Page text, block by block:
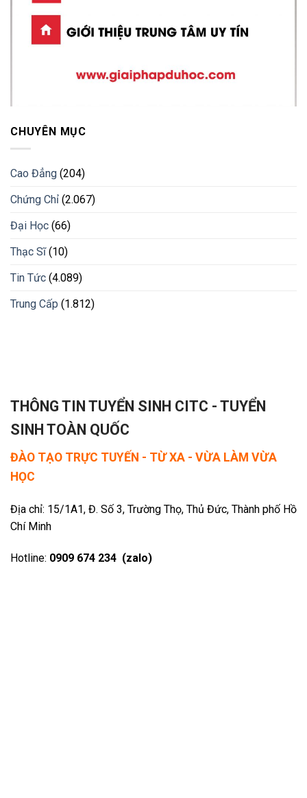
CHUYÊN MỤC
Cao Đẳng (204)
Chứng Chỉ (2.067)
Đại Học (66)
Thạc Sĩ(10)
Tin Tức (4.089)
Trung Cấp (1.812)
THÔNG TIN TUYỂN SINH CITC - TUYỂN
SINH TOÀN QUỐC
ĐÀO TẠO TRỰC TUYẾN - TỪ XA - VỪA LÀM VỪA
HỌC
Địa chỉ: 15/1A1, Đ. Số 3, Trường Thọ, Thủ Đức, Thành phố Hồ
Chí Minh
Hotline: 0909 674 234 (zalo)